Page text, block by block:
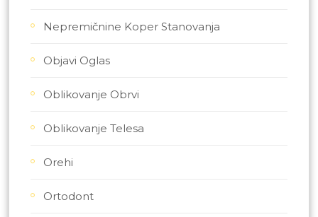
Nepremičnine Koper Stanovanja
Objavi Oglas
Oblikovanje Obrvi
Oblikovanje Telesa
Orehi
Ortodont